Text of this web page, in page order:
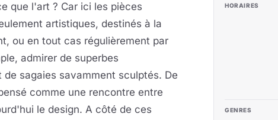
que l'art ? Car ici les pièces
artistiques, destinés à la
ou en tout cas régulièrement par
admirer de superbes
sagaies savamment sculptés. De
comme une rencontre entre
le design. A côté de ces
HORAIRES
GENRES